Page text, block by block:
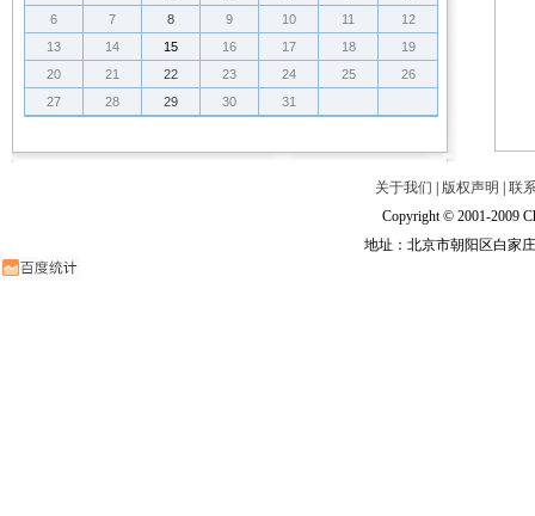
6
7 8 9 10 11
12
13
14 15 16 17 18
19
20
21 22 23 24 25
26
27
28 29 30 31
关于我们 版权声明
联
Copyright © 2001-2009
地址：北京市朝阳区白家